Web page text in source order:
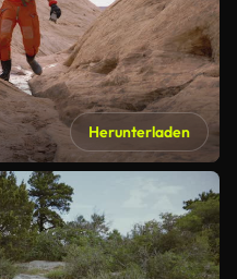
Herunterladen